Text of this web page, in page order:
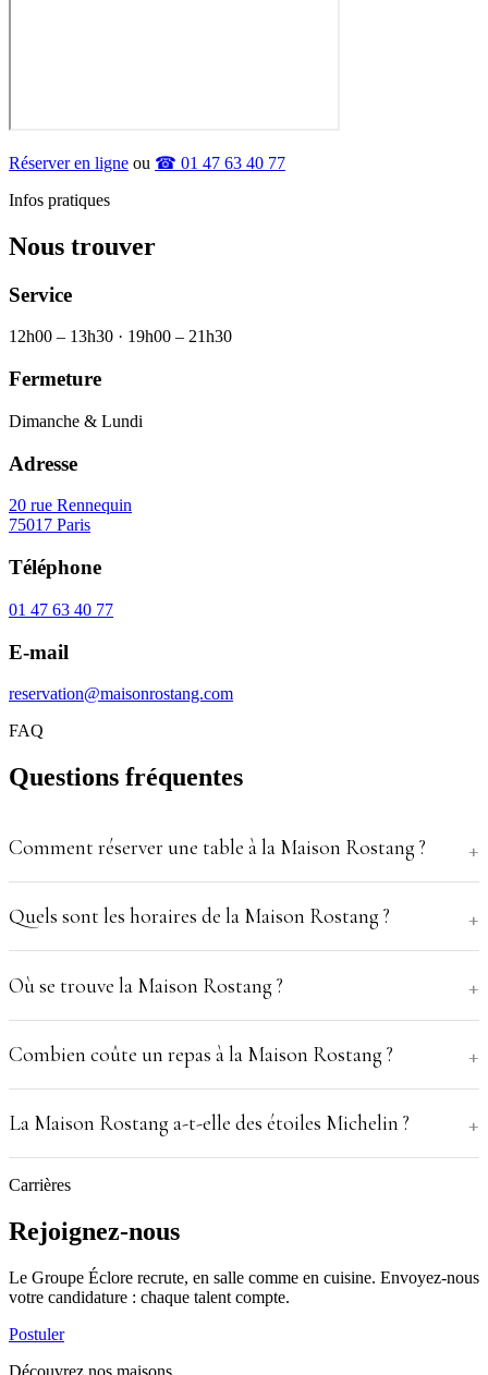
Réserver en ligne ou ☎ 01 47 63 40 77
Infos pratiques
Nous trouver
Service
12h00 – 13h30 · 19h00 – 21h30
Fermeture
Dimanche & Lundi
Adresse
20 rue Rennequin
75017 Paris
Téléphone
01 47 63 40 77
E-mail
reservation@maisonrostang.com
FAQ
Questions fréquentes
Comment réserver une table à la Maison Rostang ?
Quels sont les horaires de la Maison Rostang ?
Où se trouve la Maison Rostang ?
Combien coûte un repas à la Maison Rostang ?
La Maison Rostang a-t-elle des étoiles Michelin ?
Carrières
Rejoignez-nous
Le Groupe Éclore recrute, en salle comme en cuisine. Envoyez-nous
votre candidature : chaque talent compte.
Postuler
Découvrez nos maisons